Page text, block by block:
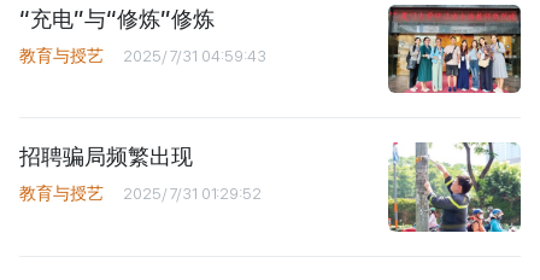
“充电”与“修炼”修炼
教育与授艺 2025/7/31 04:59:43
招聘骗局频繁出现
教育与授艺 2025/7/31 01:29:52